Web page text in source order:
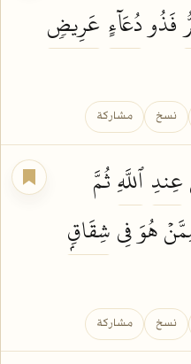
فَذُودُعَآءٍ عَرِيضٖ
نسخ مشاركة
عِندِٱللَّهِثُمَّ
هُوَ فِيشِقَاقِۭ
نسخ مشاركة